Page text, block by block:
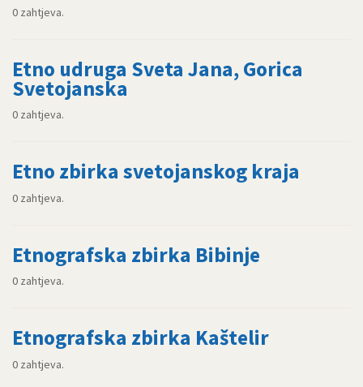
0 zahtjeva.
Etno udruga Sveta Jana, Gorica
Svetojanska
0 zahtjeva.
Etno zbirka svetojanskog kraja
0 zahtjeva.
Etnografska zbirka Bibinje
0 zahtjeva.
Etnografska zbirka Kaštelir
0 zahtjeva.